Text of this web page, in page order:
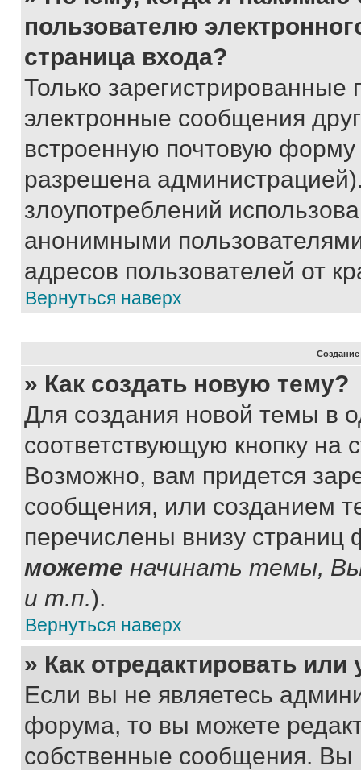
пользователю
страница входа?
Только зарегистрированные
электронные сообщения
встроенную почтовую
разрешена
злоупотреблений
анонимными
адресов пользователей от
Вернуться наверх
» Как создать новую тему?
Для создания новой темы в
соответствующую кнопку
Возможно, вам придется
сообщения, или созданием
перечислены внизу
можете начинать темы,
и т.п.).
Вернуться наверх
» Как отредактировать
Если вы не являетесь
форума, то вы можете
собственные сообщения. Вы